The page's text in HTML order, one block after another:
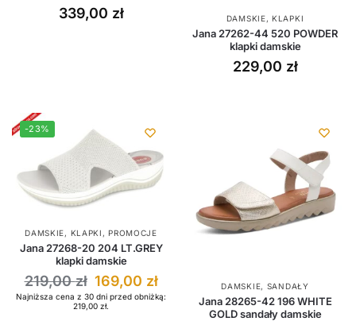
339,00 zł DAMSKIE, KLAPKI
Jana 27262-44 520 POWDER
klapki damskie
229,00 zł
-23%
DAMSKIE, KLAPKI , PROMOCJE
Jana 27268-20 204 LT.GREY
klapki damskie
219,00zł 169,00 zł
Najniższa cena z 30 dni przed obniżką:
219,00 zł.
DAMSKIE, SANDAŁY
Jana 28265-42 196 WHITE
GOLD sandały damskie